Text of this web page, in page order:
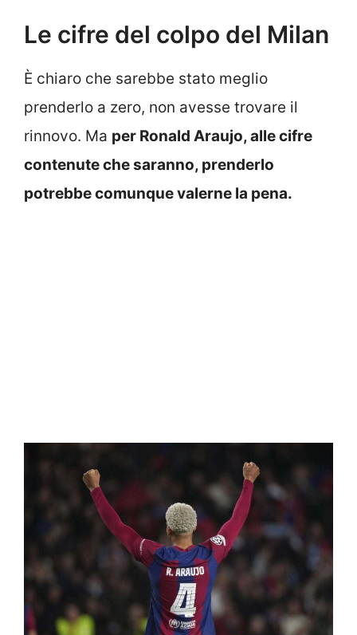
Le cifre del colpo del Milan
È chiaro che sarebbe stato meglio
prenderlo a zero, non avesse trovare il
rinnovo. Ma per Ronald Araujo, alle cifre
contenute che saranno, prenderlo
potrebbe comunque valerne la pena.